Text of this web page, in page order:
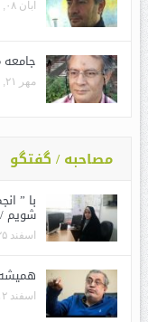
آبان ۰۸, ۱۳۹۷
مهر ۲۱, ۱۳۹۷
مصاحبه / گفتگو
با ”
شویم
اسفند ۲۵, ۱۳۹۶
اسفند ۱۲, ۱۳۹۶